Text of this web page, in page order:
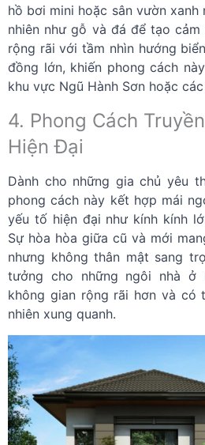
hồ bơi mini hoặc sân vườn
nhiên như gỗ và đá để tạo
rộng rãi với tầm nhìn hướng
đồng lớn, khiến phong cách
khu vực Ngũ Hành Sơn hoặc
4. Phong Cách
Hiện Đại
Dành cho những gia chủ yêu
phong cách này kết hợp mái
yếu tố hiện đại như kính kính
Sự hòa hòa giữa cũ và mới
nhưng không thân mật sang
tưởng cho những ngôi nhà ở
không gian rộng rãi hơn và có
nhiên xung quanh.